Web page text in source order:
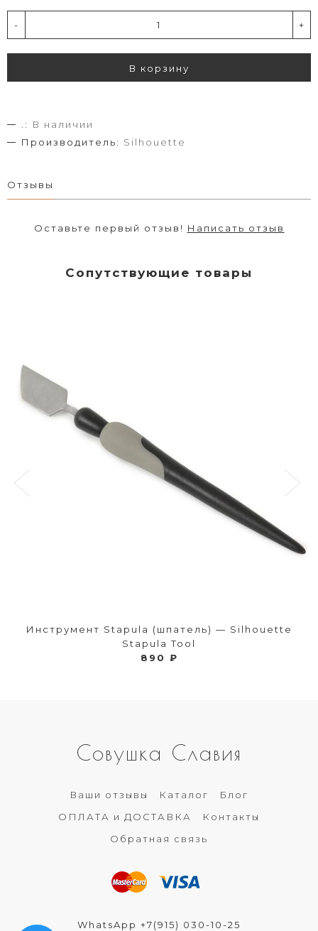
- +
В корзину
.:
В наличии
Производитель: Silhouette
Отзывы
Оставьте первый отзыв! Написать отзыв
Сопутствующие товары
Инструмент Stapula (шпатель) — Silhouette
Stapula Tool
890 ₽
Совушка Славия
Ваши отзывы Каталог
Блог
ОПЛАТА и ДОСТАВКА
Контакты
Обратная связь
WhatsApp +7(915) 030-10-25